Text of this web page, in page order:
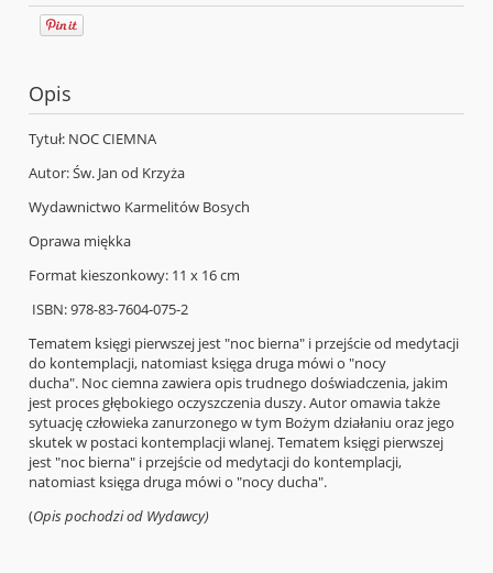
Opis
Tytuł: NOC CIEMNA
Autor: Św. Jan od Krzyża
Wydawnictwo Karmelitów Bosych
Oprawa miękka
Format kieszonkowy: 11 x 16 cm
ISBN: 978-83-7604-075-2
Tematem księgi pierwszej jest "noc bierna" i przejście od medytacji
do kontemplacji, natomiast księga druga mówi o "nocy
ducha". Noc ciemna zawiera opis trudnego doświadczenia, jakim
jest proces głębokiego oczyszczenia duszy. Autor omawia także
sytuację człowieka zanurzonego w tym Bożym działaniu oraz jego
skutek w postaci kontemplacji wlanej. Tematem księgi pierwszej
jest "noc bierna" i przejście od medytacji do kontemplacji,
natomiast księga druga mówi o "nocy ducha".
(Opis pochodzi od Wydawcy)